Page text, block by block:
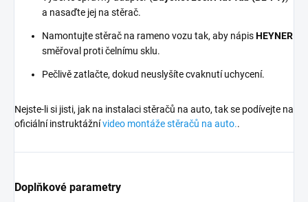
a nasaďte jej na stěrač.
Namontujte stěrač na rameno vozu tak, aby nápisHEYNER
směřoval proti čelnímu sklu.
Pečlivě zatlačte, dokud neuslyšíte cvaknutí uchycení.
Nejste-li si jisti, jak na instalaci stěračů na auto, tak se podívejte na
oficiální instruktážnívideo montáže stěračů na auto..
Doplňkové parametry